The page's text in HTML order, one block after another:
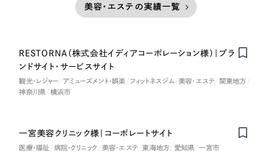
美容・エステの実績一覧
RESTORNA（株式会社イディアコーポレーション様）｜ブラ
ンドサイト・サービスサイト
観光・レジャー アミューズメント・娯楽 フィットネスジム 美容・エステ
関東地方
神奈川県
横浜市
一宮美容クリニック様｜コーポレートサイト
医療・福祉 病院・クリニック 美容・エステ 東海地方 愛知県 一宮市